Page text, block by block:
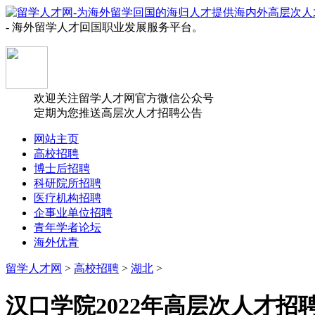
- 海外留学人才回国职业发展服务平台。
欢迎关注留学人才网官方微信公众号
定期为您推送高层次人才招聘公告
网站主页
高校招聘
博士后招聘
科研院所招聘
医疗机构招聘
企事业单位招聘
青年学者论坛
海外优青
留学人才网 > 高校招聘 > 湖北 >
汉口学院2022年高层次人才招